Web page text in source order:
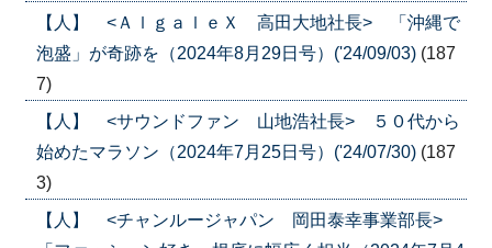
【人】 <ＡｌｇａｌｅＸ 高田大地社長> 「沖縄で
泡盛」が奇跡を（2024年8月29日号）('24/09/03) (187
7)
【人】 <サウンドファン 山地浩社長> ５０代から
始めたマラソン（2024年7月25日号）('24/07/30) (187
3)
【人】 <チャンルージャパン 岡田泰幸事業部長>